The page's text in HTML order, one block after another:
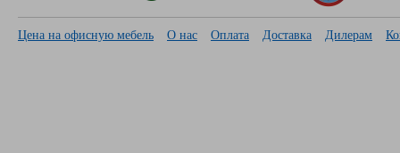
Цена на офисную мебель О нас Оплата Доставка Дилерам